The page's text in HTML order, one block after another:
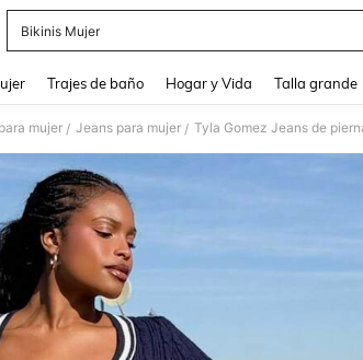
Bikinis Mujer
Trajes de baño Hogar y Vida Talla grande
mujer / Jeans para mujer / Tyla Gomez Jeans de